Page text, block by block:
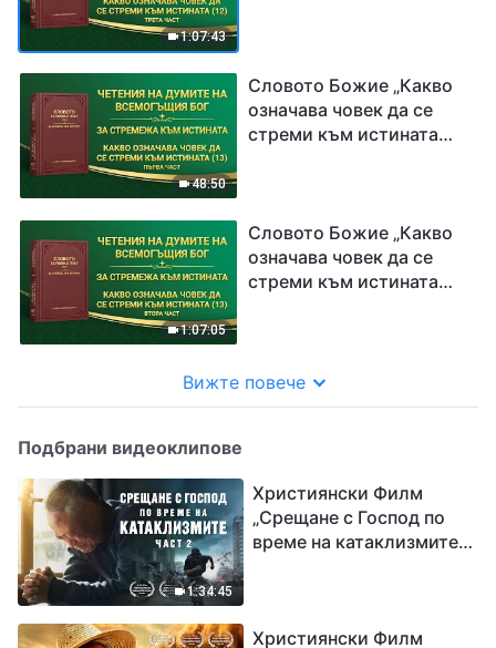
1:07:43
48:50
Словото Божие „Какво
означава човек да се
стреми към истината
1:07:05
Словото Божие „Какво
означава човек да се
стреми към истината
Вижте повече
Подбрани видеоклипове
1:34:45
Християнски Филм
„Срещане с Господ по
време на катаклизмите“
Християнски Филм